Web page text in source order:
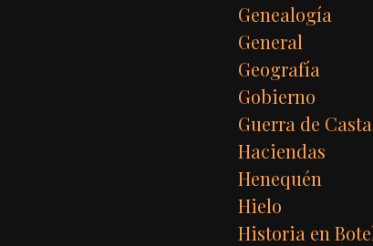
Genealogía
General
Geografía
Gobierno
Guerra de
Haciendas
Henequén
Hielo
Historia en